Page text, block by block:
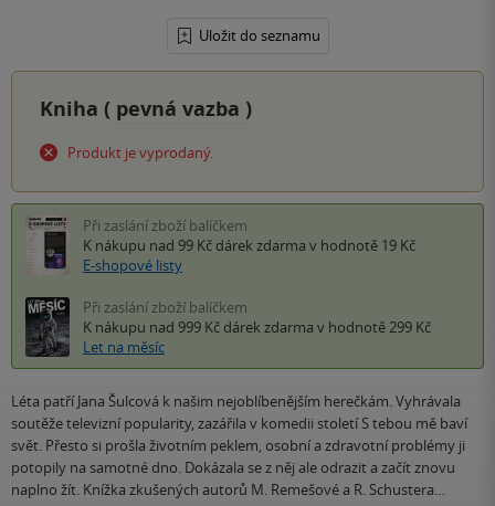
Uložit do seznamu
Kniha ( pevná vazba )
Produkt je vyprodaný.
Při zaslání zboží balíčkem
K nákupu nad 99 Kč dárek zdarma v hodnotě 19 Kč
E-shopové listy
Při zaslání zboží balíčkem
K nákupu nad 999 Kč dárek zdarma v hodnotě 299 Kč
Let na měsíc
Léta patří Jana Šulcová k našim nejoblíbenějším herečkám. Vyhrávala
soutěže televizní popularity, zazářila v komedii století S tebou mě baví
svět. Přesto si prošla životním peklem, osobní a zdravotní problémy ji
potopily na samotné dno. Dokázala se z něj ale odrazit a začít znovu
naplno žít. Knížka zkušených autorů M. Remešové a R. Schustera…